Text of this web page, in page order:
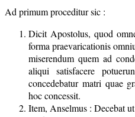
Ad primum proceditur sic :
Dicit Apostolus, quod
forma praevaricationis
miserendum quem ad
aliqui satisfacere
concedebatur matri quae
hoc concessit.
Item, Anselmus : Decebat